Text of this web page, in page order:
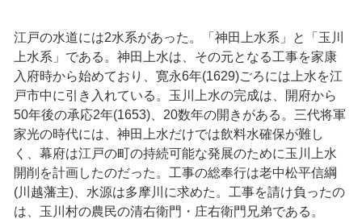
江戸の水道には2水系があった。「神田上水系」と「玉川
上水系」である。神田上水は、その元となる工事を家康
入府時から始めており、寛永6年(1629)ごろには上水を江
戸市中に引き入れている。玉川上水の完成は、開府から
50年後の承応2年(1653)、20数年の開きがある。三代将軍
家光の時代には、神田上水だけでは飲料水確保が難し
く、幕府は江戸の町の持続可能な発展のために玉川上水
開削を計画したのだった。工事の総奉行は老中松平信綱
(川越藩主)、水源は多摩川に求めた。工事を請け負ったの
は、玉川村の農民の清右衛門・庄右衛門兄弟である。